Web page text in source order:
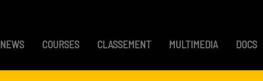
NEWS COURSES CLASSEMENT MULTIMEDIA DOCS